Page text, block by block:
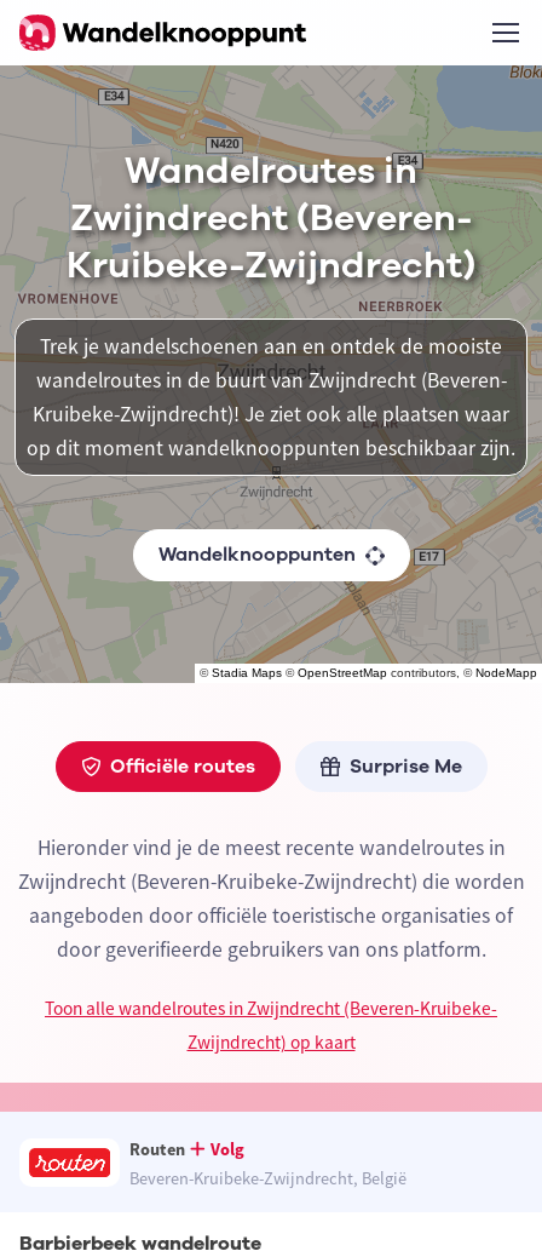
©Stadia Maps ©OpenStreetMap contributors, ©NodeMapp
Wandelroutes in
Zwijndrecht (Beveren-
Kruibeke-Zwijndrecht)
Trek je wandelschoenen aan en ontdek de mooiste
wandelroutes in de buurt van Zwijndrecht (Beveren-
Kruibeke-Zwijndrecht)! Je ziet ook alle plaatsen waar
op dit moment wandelknooppunten beschikbaar zijn.
Wandelknooppunten
Officiële routes Surprise Me
Hieronder vind je de meest recente wandelroutes in
Zwijndrecht (Beveren-Kruibeke-Zwijndrecht) die worden
aangeboden door officiële toeristische organisaties of
door geverifieerde gebruikers van ons platform.
Toon alle wandelroutes in Zwijndrecht (Beveren-Kruibeke-
Zwijndrecht) op kaart
Routen
Volg
Beveren-Kruibeke-Zwijndrecht, België
Barbierbeek wandelroute